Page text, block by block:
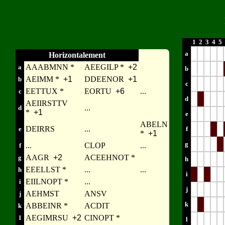
Horizontalement
a AAABMNN * AEEGILP * +2
b AEIMM * +1 DDEENOR +1
c EETTUX * EORTU +6 ...
d
AEIIRSTTV
* +1
...
e DEIRRS ...
ABELN
* +1
f ... CLOP ...
g AAGR +2 ACEEHNOT *
h EEELLST * ... ...
i EIILNOPT * ...
j AEHMST ANSV
k ABBEINR * ACDIT
l AEGIMRSU +2 CINOPT *
1 2 3 4 5
a
b
c
d
e
f
g
h
i
j
k
l